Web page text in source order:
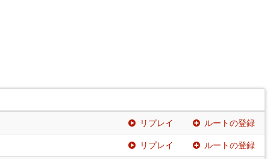
リプレイ ルートの登録
リプレイ ルートの登録